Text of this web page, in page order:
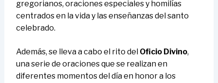
gregorianos, oraciones especiales y homilías
centrados en la vida y las enseñanzas del santo
celebrado.
Además, se lleva a cabo el rito del Oficio Divino,
una serie de oraciones que se realizan en
diferentes momentos del día en honor a los